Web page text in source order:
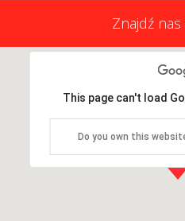
Znajdź
This page can't load
Do you own this